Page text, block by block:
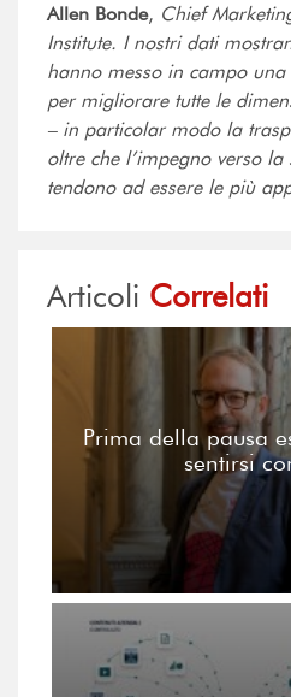
Allen Bonde, Chief
Institute. I nostri dati
hanno messo in campo
per migliorare tutte le
– in particolar modo la
oltre che l’impegno verso la
tendono ad essere le più
Articoli Correlati
Prima della pausa
sentirsi